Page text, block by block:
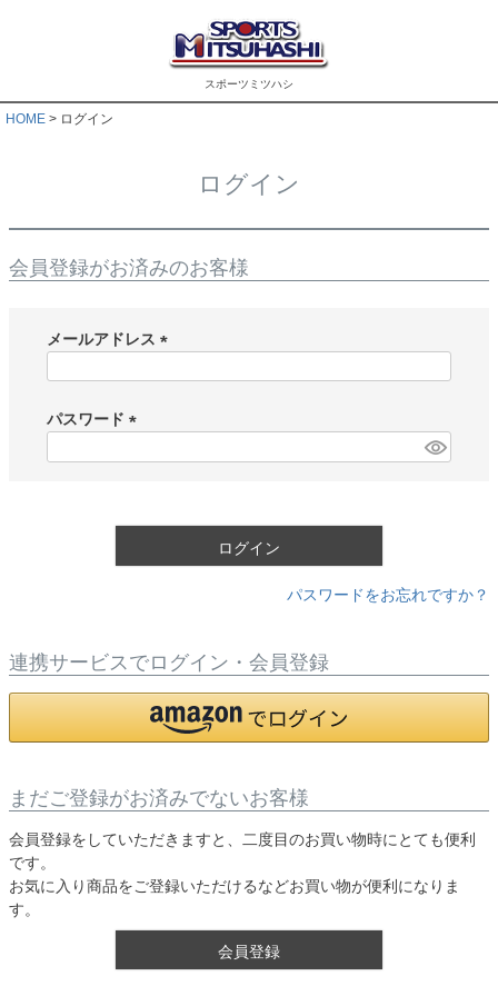
スポーツミツハシ
HOME ログイン
ログイン
会員登録がお済みのお客様
メールアドレス
)
パスワード
ログイン
パスワードをお忘れですか？
連携サービスでログイン・会員登録
まだご登録がお済みでないお客様
会員登録をしていただきますと、二度目のお買い物時にとても便利
です。
お気に入り商品をご登録いただけるなどお買い物が便利になりま
す。
会員登録